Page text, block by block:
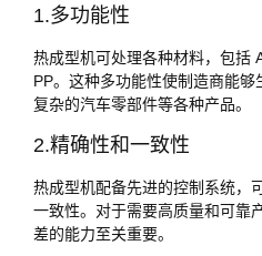
1.多功能性
热成型机可处理各种材料，包括
PP。这种多功能性使制造商能够
复杂的汽车零部件等各种产品。
2.精确性和一致性
热成型机配备先进的控制系统，
一致性。对于需要高质量和可靠
差的能力至关重要。